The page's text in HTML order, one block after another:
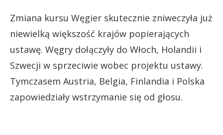
Zmiana kursu Węgier skutecznie zniweczyła już
niewielką większość krajów popierających
ustawę. Węgry dołączyły do Włoch, Holandii i
Szwecji w sprzeciwie wobec projektu ustawy.
Tymczasem Austria, Belgia, Finlandia i Polska
zapowiedziały wstrzymanie się od głosu.